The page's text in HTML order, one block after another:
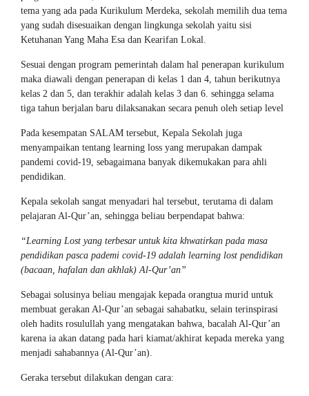
tema yang ada pada Kurikulum Merdeka, sekolah memilih dua tema
yang sudah disesuaikan dengan lingkunga sekolah yaitu sisi
Ketuhanan Yang Maha Esa dan Kearifan Lokal.
Sesuai dengan program pemerintah dalam hal penerapan kurikulum
maka diawali dengan penerapan di kelas 1 dan 4, tahun berikutnya
kelas 2 dan 5, dan terakhir adalah kelas 3 dan 6. sehingga selama
tiga tahun berjalan baru dilaksanakan secara penuh oleh setiap level
Pada kesempatan SALAM tersebut, Kepala Sekolah juga
menyampaikan tentang learning loss yang merupakan dampak
pandemi covid-19, sebagaimana banyak dikemukakan para ahli
pendidikan.
Kepala sekolah sangat menyadari hal tersebut, terutama di dalam
pelajaran Al-Qur’an, sehingga beliau berpendapat bahwa:
“Learning Lost yang terbesar untuk kita khwatirkan pada masa
pendidikan pasca pademi covid-19 adalah learning lost pendidikan
(bacaan, hafalan dan akhlak) Al-Qur’an”
Sebagai solusinya beliau mengajak kepada orangtua murid untuk
membuat gerakan Al-Qur’an sebagai sahabatku, selain terinspirasi
oleh hadits rosulullah yang mengatakan bahwa, bacalah Al-Qur’an
karena ia akan datang pada hari kiamat/akhirat kepada mereka yang
menjadi sahabannya (Al-Qur’an).
Geraka tersebut dilakukan dengan cara: